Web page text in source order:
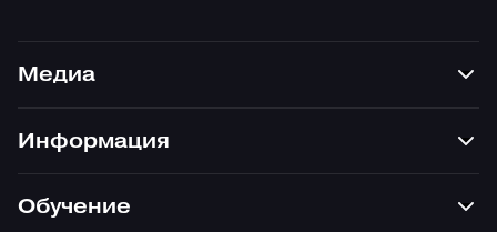
Медиа
Информация
Обучение